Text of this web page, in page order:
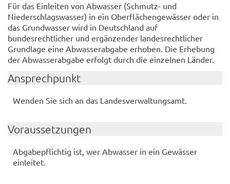
Für das Einleiten von Abwasser (Schmutz- und
Niederschlagswasser) in ein Oberflächengewässer oder in
das Grundwasser wird in Deutschland auf
bundesrechtlicher und ergänzender landesrechtlicher
Grundlage eine Abwasserabgabe erhoben. Die Erhebung
der Abwasserabgabe erfolgt durch die einzelnen Länder.
Ansprechpunkt
Wenden Sie sich an das Landesverwaltungsamt.
Voraussetzungen
Abgabepflichtig ist, wer Abwasser in ein Gewässer
einleitet.